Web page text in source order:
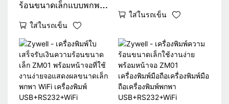
ร้อนขนาดเล็กแบบพกพา
มม. บลูทู ธ ใบเสร็จรับเงิน
มือถือ ZM01 ใช้งานง่าย
เครื่องพิมพ์ความร้อน
ใส่ในรถเข็น
POS ZM01 80 มม.
เครื่องพิมพ์มือถือมือถือ
ใส่ในรถเข็น